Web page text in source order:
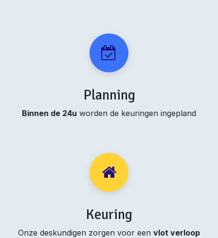
Planning
Binnen de 24u worden de keuringen ingepland
Keuring
Onze deskundigen zorgen voor een vlot verloop